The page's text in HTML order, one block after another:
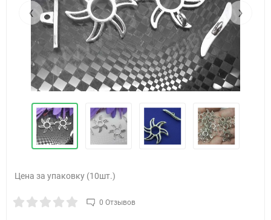
‹ ›
Цена за упаковку (10шт.)
0 Отзывов